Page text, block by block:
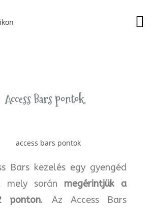
Access Bars pontok
Bars kezelés egy gyengéd
mely során megérintjük a
ponton. Az Access Bars